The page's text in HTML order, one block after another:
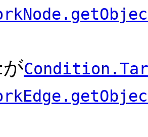
が